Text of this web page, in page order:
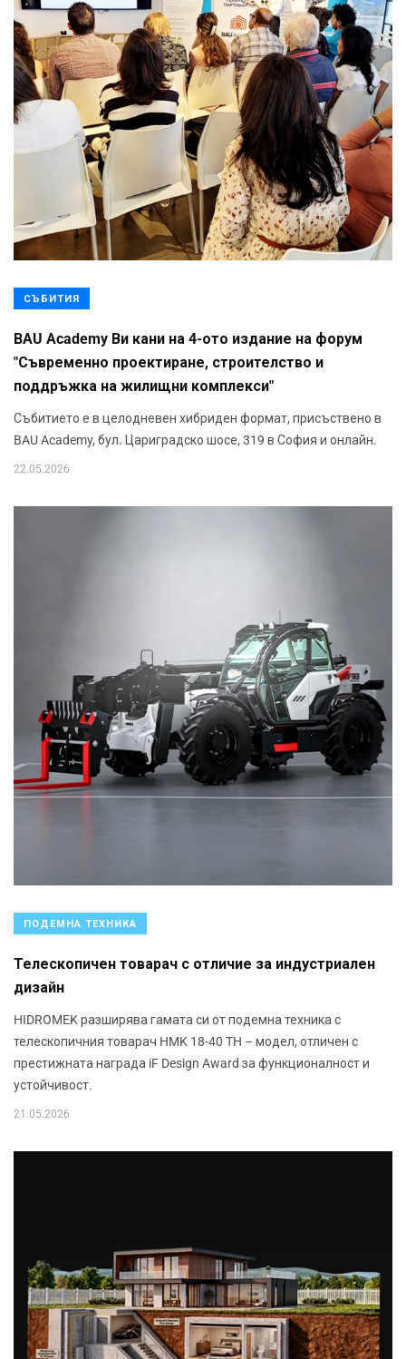
СЪБИТИЯ
BAU Academy Ви кани на 4-ото издание на форум
"Съвременно проектиране, строителство и
поддръжка на жилищни комплекси"
Събитието е в целодневен хибриден формат, присъствено в
BAU Academy, бул. Цариградско шосе, 319 в София и онлайн.
22.05.2026
ПОДЕМНА ТЕХНИКА
Телескопичен товарач с отличие за индустриален
дизайн
HIDROMEK разширява гамата си от подемна техника с
телескопичния товарач HMK 18-40 TH – модел, отличен с
престижната награда iF Design Award за функционалност и
устойчивост.
21.05.2026